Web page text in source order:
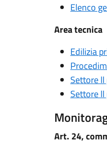
Elenco
Area tecnica
Edilizia
Settore
Settore
Art. 24,